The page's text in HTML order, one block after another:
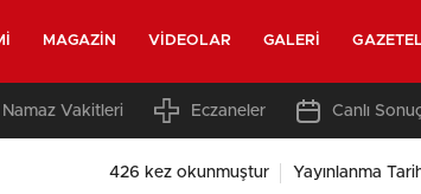
MAGAZIN VIDEOLAR GALERI
Namaz Vakitleri Eczaneler Canlı
426 kez okunmuştur Yayınlanma